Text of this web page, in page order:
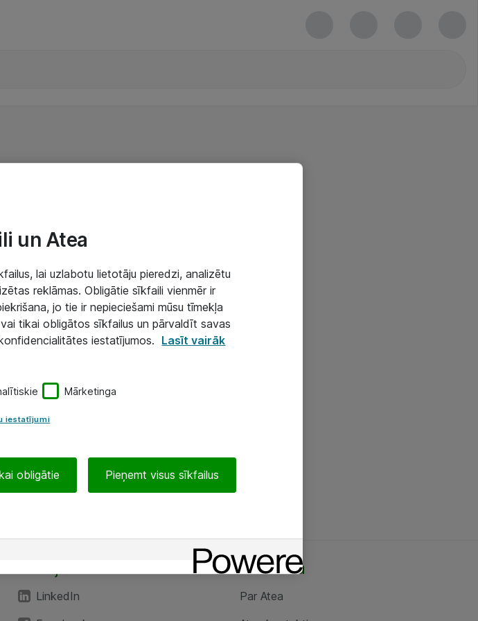
LinkedIn
Par Atea
Par Atea
un Atea
lai uzlabotu lietotāju pieredzi, analizētu
reklāmas. Obligātie sīkfaili vienmēr ir
jo tie ir nepieciešami mūsu tīmekļa
tikai obligātos sīkfailus un pārvaldīt savas
iestatījumos. Lasīt vairāk
Mārketinga
iestatījumi
obligātie Pieņemt visus sīkfailus